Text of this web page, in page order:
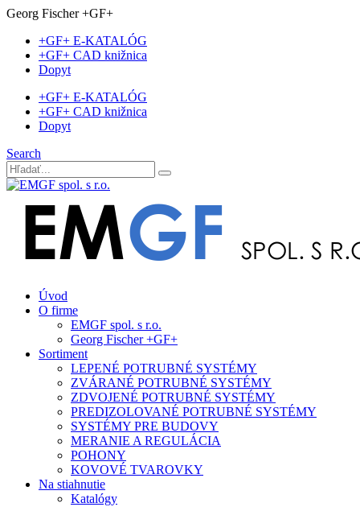
Georg Fischer +GF+
+GF+ E-KATALÓG
+GF+ CAD knižnica
Dopyt
+GF+ E-KATALÓG
+GF+ CAD knižnica
Dopyt
Search
Úvod
O firme
EMGF spol. s r.o.
Georg Fischer +GF+
Sortiment
LEPENÉ POTRUBNÉ SYSTÉMY
ZVÁRANÉ POTRUBNÉ SYSTÉMY
ZDVOJENÉ POTRUBNÉ SYSTÉMY
PREDIZOLOVANÉ POTRUBNÉ SYSTÉMY
SYSTÉMY PRE BUDOVY
MERANIE A REGULÁCIA
POHONY
KOVOVÉ TVAROVKY
Na stiahnutie
Katalógy